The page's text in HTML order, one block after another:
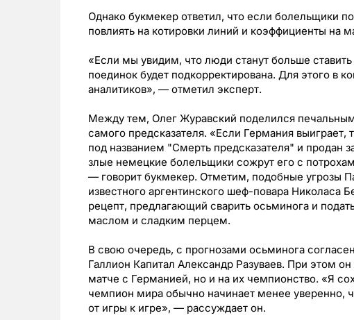
Однако букмекер ответил, что если болельщики
повлиять на котировки линий и коэффициенты на
«Если мы увидим, что люди станут больше
поединок будет подкорректирована. Для этого в
аналитиков», — отметил эксперт.
Между тем, Олег Журавский поделился
самого предсказателя. «Если Германия выиграет,
под названием "Смерть предсказателя" и продан
злые немецкие болельщики сожрут его с
— говорит букмекер. Отметим, подобные угрозы
известного аргентинского шеф-повара Николаса
рецепт, предлагающий сварить осьминога и
маслом и сладким перцем.
В свою очередь, с прогнозами осьминога
Галлион Капитал Александр Разуваев. При этом
матче с Германией, но и на их чемпионство. «Я
чемпион мира обычно начинает менее уверенно,
от игры к игре», — рассуждает он.